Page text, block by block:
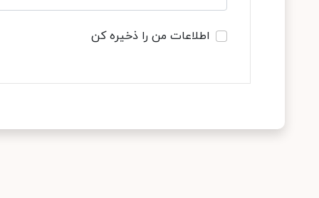
اطلاعات من را ذخیره کن